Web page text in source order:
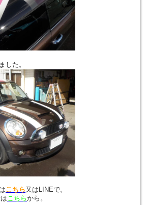
した。
こちら又はLINEで。
こちらから。